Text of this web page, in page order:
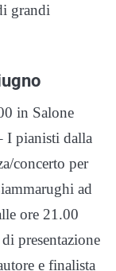
grandi
in Salone
I pianisti dalla
concerto per
ad
ore 21.00
presentazione
e finalista